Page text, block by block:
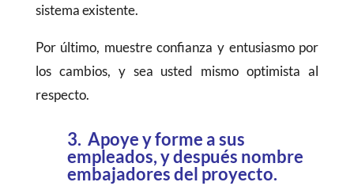
sistema existente.
Por último, muestre confianza y entusiasmo por
los cambios, y sea usted mismo optimista al
respecto.
3. Apoye y forme a sus
empleados, y después nombre
embajadores del proyecto.